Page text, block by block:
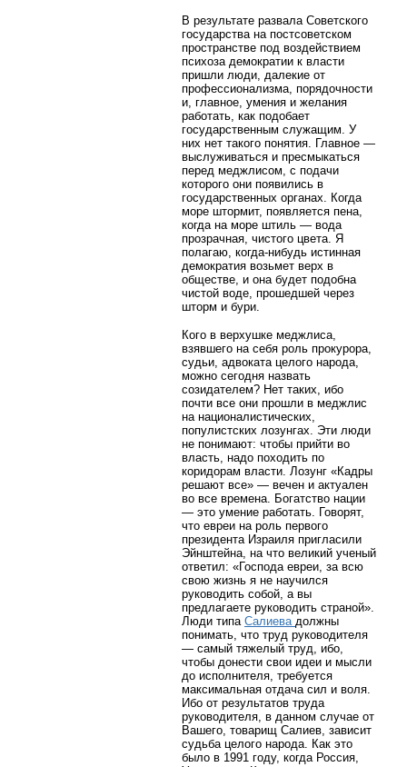
В результате развала Советского
государства на постсоветском
пространстве под воздействием
психоза демократии к власти
пришли люди, далекие от
профессионализма, порядочности
и, главное, умения и желания
работать, как подобает
государственным служащим. У
них нет такого понятия. Главное —
выслуживаться и пресмыкаться
перед меджлисом, с подачи
которого они появились в
государственных органах. Когда
море штормит, появляется пена,
когда на море штиль — вода
прозрачная, чистого цвета. Я
полагаю, когда-нибудь истинная
демократия возьмет верх в
обществе, и она будет подобна
чистой воде, прошедшей через
шторм и бури.
Кого в верхушке меджлиса,
взявшего на себя роль прокурора,
судьи, адвоката целого народа,
можно сегодня назвать
созидателем? Нет таких, ибо
почти все они прошли в меджлис
на националистических,
популистских лозунгах. Эти люди
не понимают: чтобы прийти во
власть, надо походить по
коридорам власти. Лозунг «Кадры
решают все» — вечен и актуален
во все времена. Богатство нации
— это умение работать. Говорят,
что евреи на роль первого
президента Израиля пригласили
Эйнштейна, на что великий ученый
ответил: «Господа евреи, за всю
свою жизнь я не научился
руководить собой, а вы
предлагаете руководить страной».
Люди типа Салиева должны
понимать, что труд руководителя
— самый тяжелый труд, ибо,
чтобы донести свои идеи и мысли
до исполнителя, требуется
максимальная отдача сил и воля.
Ибо от результатов труда
руководителя, в данном случае от
Вашего, товарищ Салиев, зависит
судьба целого народа. Как это
было в 1991 году, когда Россия,